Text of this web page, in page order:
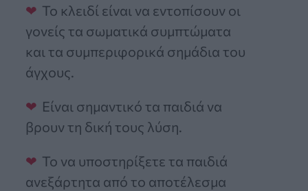
Το κλειδί είναι να εντοπίσουν οι
γονείς τα σωματικά συμπτώματα
και τα συμπεριφορικά σημάδια του
άγχους.
Είναι σημαντικό τα παιδιά να
βρουν τη δική τους λύση.
Το να υποστηρίξετε τα παιδιά
ανεξάρτητα από το αποτέλεσμα